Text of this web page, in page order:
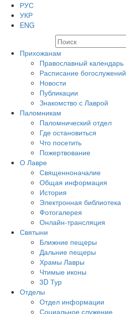
РУС
УКР
ENG
Прихожанам
Православный календарь
Расписание богослужений
Новости
Публикации
Знакомство с Лаврой
Паломникам
Паломнический отдел
Где остановиться
Что посетить
Пожертвование
О Лавре
Священноначалие
Общая информация
История
Электронная библиотека
Фотогалерея
Онлайн-трансляция
Святыни
Ближние пещеры
Дальние пещеры
Храмы Лавры
Чтимые иконы
3D Тур
Отделы
Отдел информации
Социальное служение